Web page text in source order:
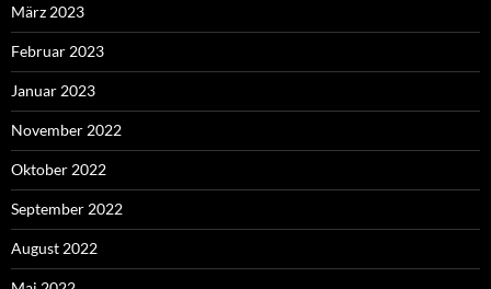
März 2023
Februar 2023
Januar 2023
November 2022
Oktober 2022
September 2022
August 2022